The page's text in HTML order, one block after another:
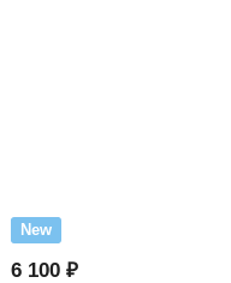
New
6 100 ₽